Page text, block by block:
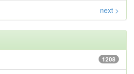
next >
1208